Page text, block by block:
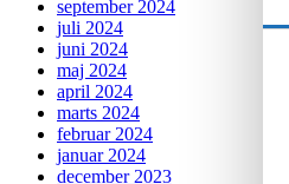
september 2024
juli 2024
juni 2024
maj 2024
april 2024
marts 2024
februar 2024
januar 2024
december 2023